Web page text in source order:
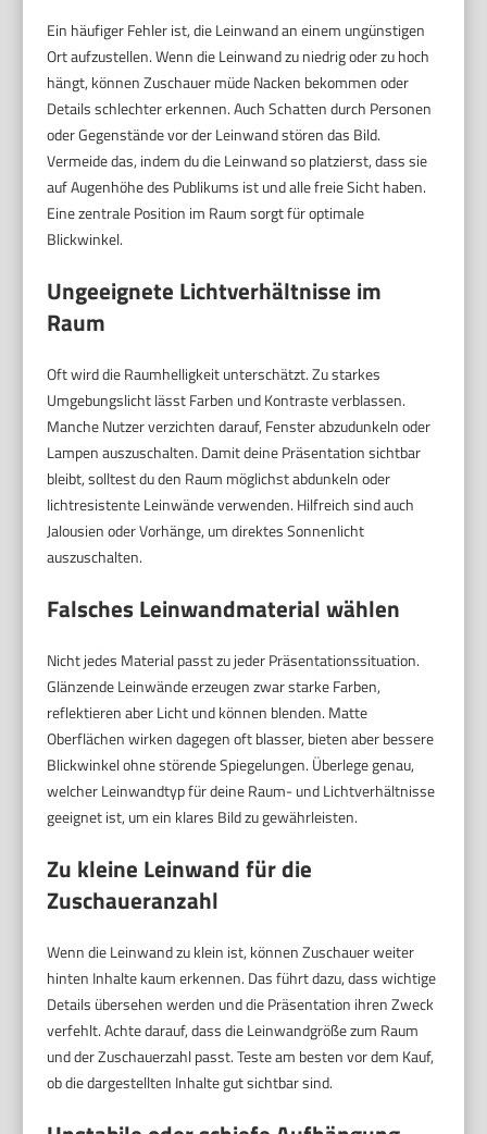
Ein häufiger Fehler ist, die Leinwand an einem ungünstigen
Ort aufzustellen. Wenn die Leinwand zu niedrig oder zu hoch
hängt, können Zuschauer müde Nacken bekommen oder
Details schlechter erkennen. Auch Schatten durch Personen
oder Gegenstände vor der Leinwand stören das Bild.
Vermeide das, indem du die Leinwand so platzierst, dass sie
auf Augenhöhe des Publikums ist und alle freie Sicht haben.
Eine zentrale Position im Raum sorgt für optimale
Blickwinkel.
Ungeeignete Lichtverhältnisse im
Raum
Oft wird die Raumhelligkeit unterschätzt. Zu starkes
Umgebungslicht lässt Farben und Kontraste verblassen.
Manche Nutzer verzichten darauf, Fenster abzudunkeln oder
Lampen auszuschalten. Damit deine Präsentation sichtbar
bleibt, solltest du den Raum möglichst abdunkeln oder
lichtresistente Leinwände verwenden. Hilfreich sind auch
Jalousien oder Vorhänge, um direktes Sonnenlicht
auszuschalten.
Falsches Leinwandmaterial wählen
Nicht jedes Material passt zu jeder Präsentationssituation.
Glänzende Leinwände erzeugen zwar starke Farben,
reflektieren aber Licht und können blenden. Matte
Oberflächen wirken dagegen oft blasser, bieten aber bessere
Blickwinkel ohne störende Spiegelungen. Überlege genau,
welcher Leinwandtyp für deine Raum- und Lichtverhältnisse
geeignet ist, um ein klares Bild zu gewährleisten.
Zu kleine Leinwand für die
Zuschaueranzahl
Wenn die Leinwand zu klein ist, können Zuschauer weiter
hinten Inhalte kaum erkennen. Das führt dazu, dass wichtige
Details übersehen werden und die Präsentation ihren Zweck
verfehlt. Achte darauf, dass die Leinwandgröße zum Raum
und der Zuschauerzahl passt. Teste am besten vor dem Kauf,
ob die dargestellten Inhalte gut sichtbar sind.